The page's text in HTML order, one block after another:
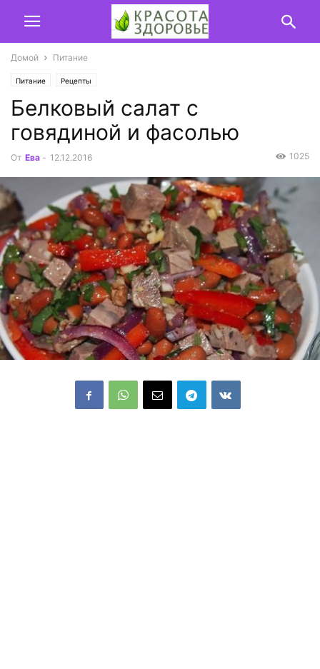
Домой Питание
Питание Рецепты
Белковый салат с
говядиной и фасолью
От Ева - 12.12.2016 1025